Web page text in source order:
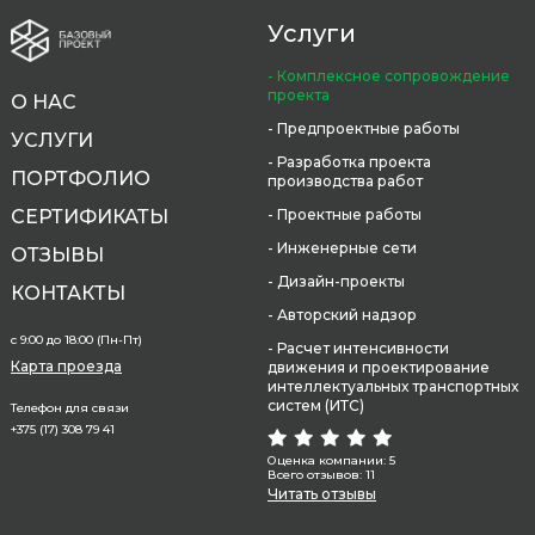
О НАС
УСЛУГИ
ПОРТФОЛИО
СЕРТИФИКАТЫ
ОТЗЫВЫ
КОНТАКТЫ
с 9:00 до 18:00 (Пн-Пт)
Карта проезда
Телефон для связи
+375 (17) 308 79 41
Услуги
- Комплексное сопровождение
проекта
- Предпроектные работы
- Разработка проекта
производства работ
- Проектные работы
- Инженерные сети
- Дизайн-проекты
- Авторский надзор
- Расчет интенсивности
движения и проектирование
интеллектуальных транспортных
систем (ИТС)
Оценка компании: 5
Всего отзывов: 11
Читать отзывы